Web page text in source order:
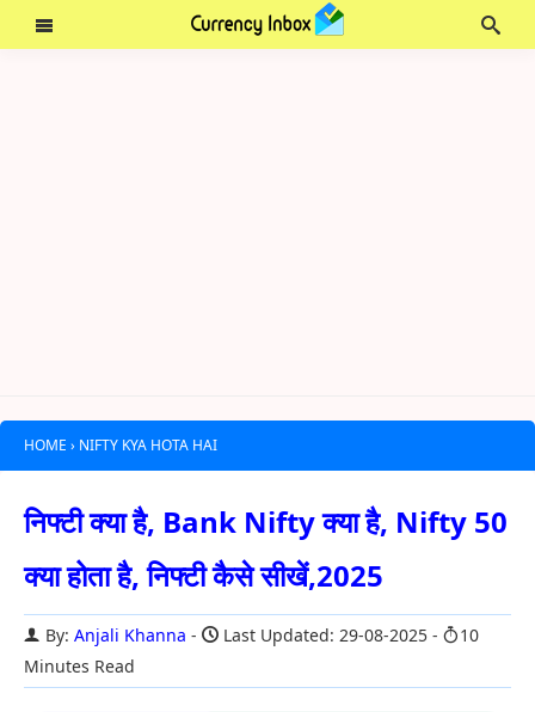
HOME › NIFTY KYA HOTA HAI
निफ्टी क्या है, Bank Nifty क्या है, Nifty 50
क्या होता है, निफ्टी कैसे सीखें,2025
By: Anjali Khanna Last Updated: 29-08-2025
10
Minutes Read